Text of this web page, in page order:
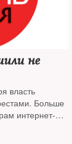
не
власть
Больше
интернет-